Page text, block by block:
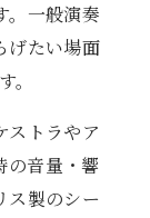
。一般演奏
げたい場面
ストラやア
の音量・響
ス製のシー